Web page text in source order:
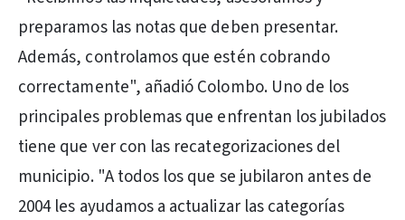
preparamos las notas que deben presentar.
Además, controlamos que estén cobrando
correctamente", añadió Colombo. Uno de los
principales problemas que enfrentan los jubilados
tiene que ver con las recategorizaciones del
municipio. "A todos los que se jubilaron antes de
2004 les ayudamos a actualizar las categorías